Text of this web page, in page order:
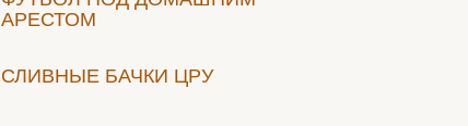
АРЕСТОМ
СЛИВНЫЕ БАЧКИ ЦРУ